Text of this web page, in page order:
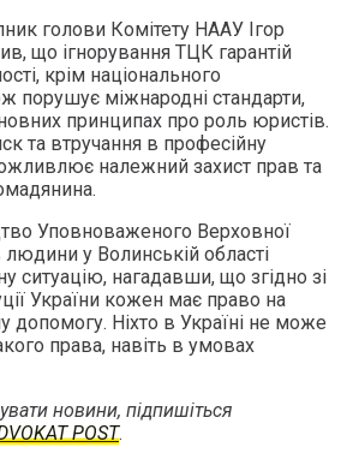
голови Комітету НААУ Ігор
що ігнорування ТЦК гарантій
крім національного
порушує міжнародні стандарти,
принципах про роль юристів.
та втручання в професійну
належний захист прав та
Уповноваженого Верховної
у Волинській області
ситуацію, нагадавши, що згідно зі
України кожен має право на
допомогу. Ніхто в Україні не може
права, навіть в умовах
новини, підпишіться
POST.